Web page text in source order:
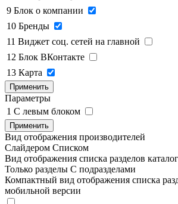
9 Блок о компании
10 Бренды
11 Виджет соц. сетей на главной
12 Блок ВКонтакте
13 Карта
Применить
Параметры
1 C левым блоком
Применить
Вид отображения производителей
Слайдером Списком
Вид отображения списка разделов
Только разделы С подразделами
Компактный вид отображения списка
мобильной версии